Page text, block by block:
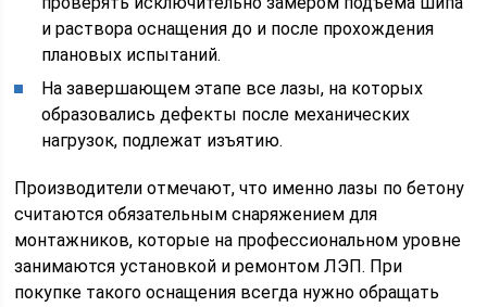
и раствора оснащения до и после прохождения
плановых испытаний.
На завершающем этапе все лазы, на которых
образовались дефекты после механических
нагрузок, подлежат изъятию.
Производители отмечают, что именно лазы по бетону
считаются обязательным снаряжением для
монтажников, которые на профессиональном уровне
занимаются установкой и ремонтом ЛЭП. При
покупке такого оснащения всегда нужно обращать